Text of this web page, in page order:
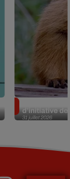
31 juillet 2026
d’initiative